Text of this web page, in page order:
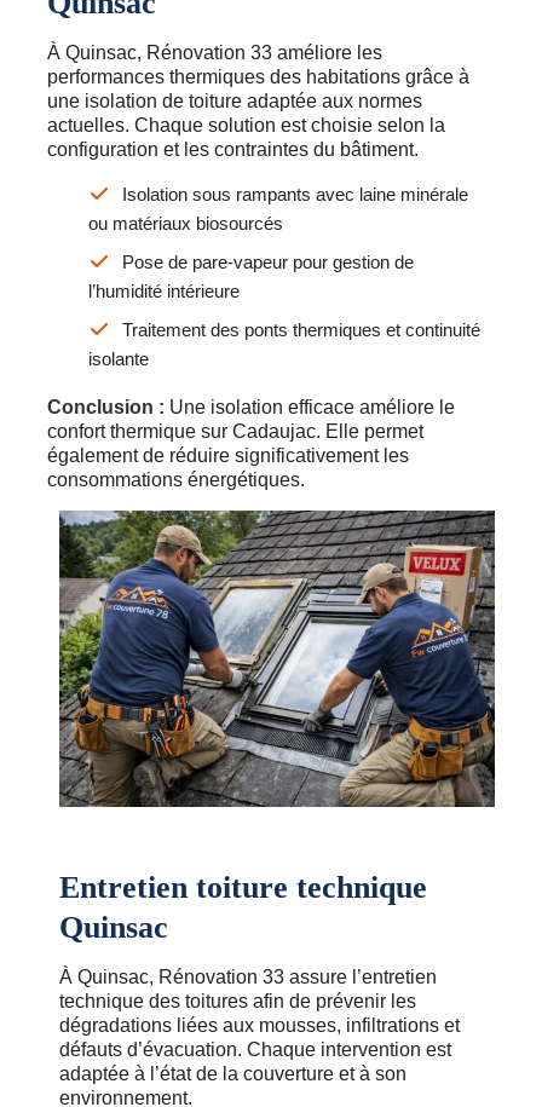
À Quinsac, Rénovation 33 améliore les
performances thermiques des habitations grâce à
une isolation de toiture adaptée aux normes
actuelles. Chaque solution est choisie selon la
configuration et les contraintes du bâtiment.
Isolation sous rampants avec laine minérale
ou matériaux biosourcés
Pose de pare-vapeur pour gestion de
l’humidité intérieure
Traitement des ponts thermiques et continuité
isolante
Conclusion : Une isolation efficace améliore le
confort thermique sur Cadaujac. Elle permet
également de réduire significativement les
consommations énergétiques.
Entretien toiture technique
Quinsac
À Quinsac, Rénovation 33 assure l’entretien
technique des toitures afin de prévenir les
dégradations liées aux mousses, infiltrations et
défauts d’évacuation. Chaque intervention est
adaptée à l’état de la couverture et à son
environnement.